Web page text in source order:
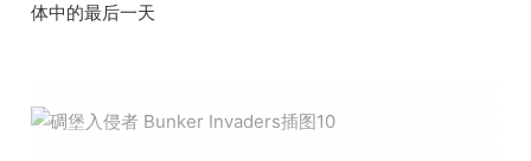
体中的最后一天